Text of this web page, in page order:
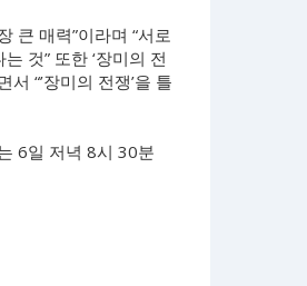
큰 매력”이라며 “서로
것” 또한 ‘장미의 전
“’장미의 전쟁’을 틀
6일 저녁 8시 30분